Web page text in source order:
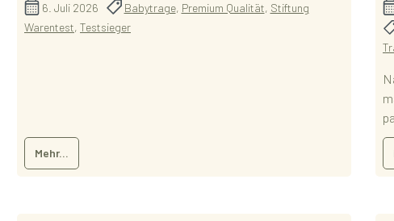
6. Juli 2026 Babytrage, Premium Qualität, Stiftung
Warentest, Testsieger
Mehr...